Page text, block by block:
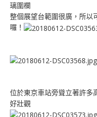
璃圍欄
整個展望台範圍很廣，所以
囉！
位於東京車站旁聳立著許多
好壯觀